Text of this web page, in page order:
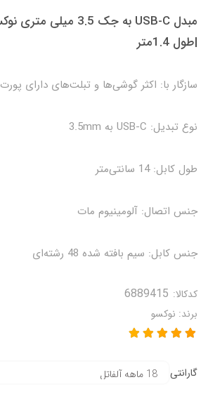
|طول 1.4متر
سازگار با: اکثر گوشی‌ها و تبلت‌های دارای پورت USB-C
نوع تبدیل: USB-C به 3.5mm
طول کابل: 14 سانتی‌متر
جنس اتصال: آلومینیوم مات
جنس کابل: سیم بافته شده 48 رشته‌ای
کدکالا:
برند: نوکسو
گارانتی